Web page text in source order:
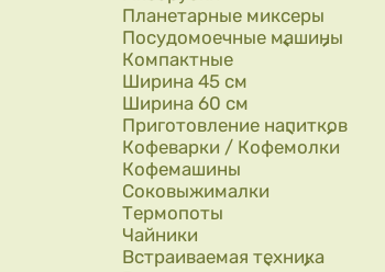
Планетарные миксеры
Посудомоечные машины
Компактные
Ширина 45 см
Ширина 60 см
Приготовление напитков
Кофеварки / Кофемолки
Кофемашины
Соковыжималки
Термопоты
Чайники
Встраиваемая техника